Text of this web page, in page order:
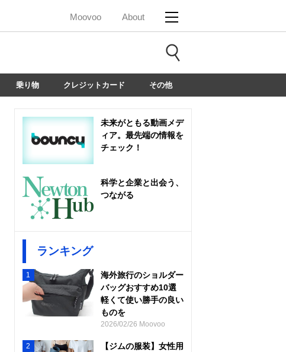
Moovoo About
乗り物 クレジットカード その他
未来がともる動画メデ
ィア。最先端の情報を
チェック！
科学と企業と出会う、
つながる
ランキング
1
海外旅行のショルダー
バッグおすすめ10選
軽くて使い勝手の良い
ものを
2026/02/26 Moovoo
2
【ジムの服装】女性用